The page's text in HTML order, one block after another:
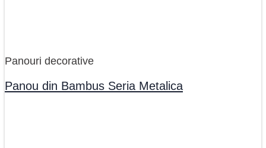
Panouri decorative
Panou din Bambus Seria Metalica